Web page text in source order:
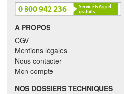
À PROPOS
CGV
Mentions légales
Nous contacter
Mon compte
NOS DOSSIERS TECHNIQUES